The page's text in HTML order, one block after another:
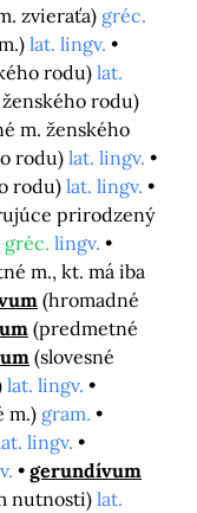
zvieraťa) gréc.
lat. lingv.
rodu) lat.
rodu)
m. ženského
rodu) lat. lingv.
rodu) lat. lingv.
prirodzený
gréc. lingv.
m., kt. má iba
(hromadné
(predmetné
(slovesné
lat. lingv.
m.) gram.
lingv.
gerundívum
nutnosti) lat.